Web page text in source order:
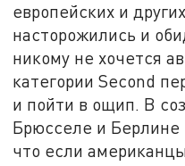
европейских и
насторожились и
никому не хочется
категории Second
и пойти в ощип. В
Брюсселе и Берлине
что если